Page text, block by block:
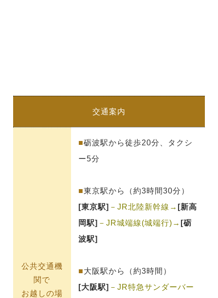
交通案内
公共交通機
関で
お越しの場
■砺波駅から徒歩20分、タクシ
ー5分
■東京駅から（約3時間30分）
[東京駅] －JR北陸新幹線→ [新高
岡駅] －JR城端線(城端行)→ [砺
波駅]
■大阪駅から（約3時間）
[大阪駅] －JR特急サンダーバー